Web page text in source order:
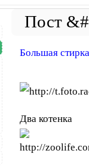
Большая
Два котенка